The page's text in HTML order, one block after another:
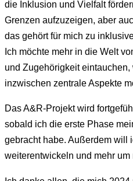
die Inklusion und Vielfalt
Grenzen aufzuzeigen, aber
das gehört für mich zu
Ich möchte mehr in die Welt
und Zugehörigkeit
inzwischen zentrale Aspekte
Das A&R-Projekt wird
sobald ich die erste Phase
gebracht habe. Außerdem will
weiterentwickeln und mehr